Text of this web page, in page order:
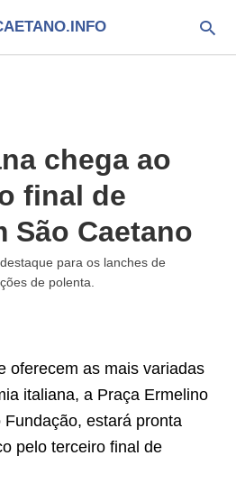
chega ao
final de
São Caetano
para os lanches de
de polenta.
oferecem as mais variadas
italiana, a Praça Ermelino
estará pronta
pelo terceiro final de